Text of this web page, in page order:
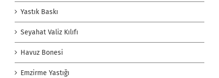
Yastık Baskı
Seyahat Valiz Kılıfı
Havuz Bonesi
Emzirme Yastığı